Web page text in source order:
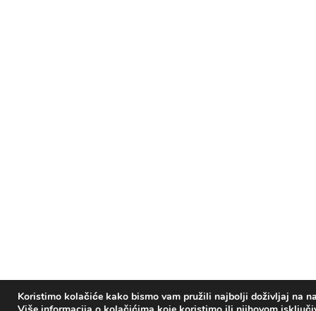
Koristimo kolačiće kako bismo vam pružili najbolji doživljaj na